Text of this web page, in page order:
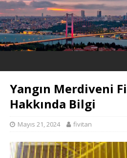
Yangın Merdiveni
Hakkında Bilgi
Mayıs 21, 2024 fivitan